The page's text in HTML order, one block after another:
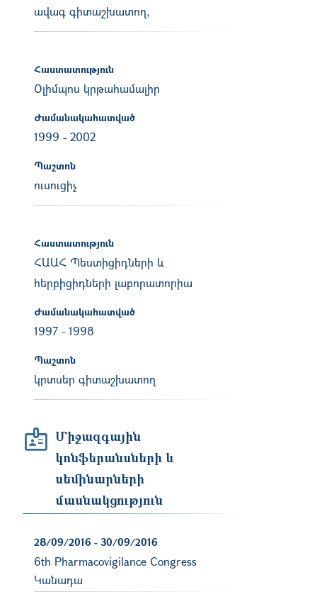
ավագ գիտաշխատող,
Հաստատություն
Օլիմպոս կրթահամալիր
Ժամանակահատված
1999 - 2002
Պաշտոն
ուսուցիչ
Հաստատություն
ՀԱԱՀ Պեստիցիդների և
հերբիցիդների լաբորատորիա
Ժամանակահատված
1997 - 1998
Պաշտոն
կրտսեր գիտաշխատող
Միջազգային
կոնֆերանսների և
սեմինարների
մասնակցություն
28/09/2016 - 30/09/2016
6th Pharmacovigilance Congress
Կանադա